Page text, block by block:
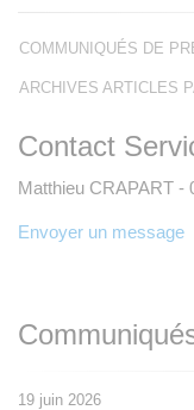
COMMUNIQUÉS DE
ARCHIVES ARTICLES
Contact
Matthieu CRAPART -
Envoyer un message
19 juin 2026